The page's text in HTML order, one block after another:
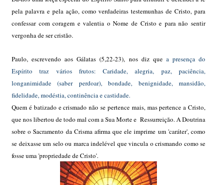
pela palavra e pela ação, como verdadeiras testemunhas de Cristo, para
confessar com coragem e valentia o Nome de Cristo e para não sentir
vergonha de ser cristão.
Paulo, escrevendo aos Gálatas (5,22-23), nos diz que a presença do
Espírito traz vários frutos: Caridade, alegria, paz, paciência,
longanimidade (saber perdoar), bondade, benignidade, mansidão,
fidelidade, modéstia, continência e castidade.
Quem é batizado e crismado não se pertence mais, mas pertence a Cristo,
que nos libertou de todo mal com a Sua Morte e Ressurreição. A Doutrina
sobre o Sacramento da Crisma afirma que ele imprime um 'caráter', como
se deixasse um selo ou marca indelével que vincula o crismando como se
fosse uma 'propriedade de Cristo'.